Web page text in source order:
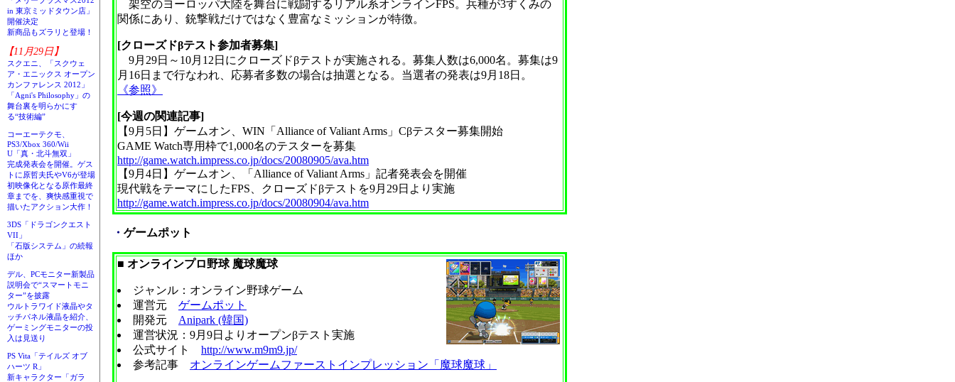
in 東京ミッドタウン店」
開催決定
新商品もズラリと登場！
【11月29日】
スクエニ、「スクウェ
ア・エニックス オープン
カンファレンス 2012」
「Agni's Philosophy」の
舞台裏を明らかにす
る“技術編”
コーエーテクモ、
PS3/Xbox 360/Wii
U「真・北斗無双」
完成発表会を開催。ゲス
トに原哲夫氏やV6が登場
初映像化となる原作最終
章までを、爽快感重視で
描いたアクション大作！
3DS「ドラゴンクエスト
VII」
「石版システム」の続報
ほか
デル、PCモニター新製品
説明会で“スマートモニ
ター”を披露
ウルトラワイド液晶やタ
ッチパネル液晶を紹介、
ゲーミングモニターの投
入は見送り
PS Vita「テイルズ オブ
ハーツ R」
新キャラクター「ガラ
架空のヨーロッパ大陸を舞台に戦闘するリアル系オンラインFPS。兵種が3すくみの
関係にあり、銃撃戦だけではなく豊富なミッションが特徴。
[クローズドβテスト参加者募集]
9月29日～10月12日にクローズドβテストが実施される。募集人数は6,000名。募集は9
月16日まで行なわれ、応募者多数の場合は抽選となる。当選者の発表は9月18日。
《参照》
[今週の関連記事]
【9月5日】ゲームオン、WIN「Alliance of Valiant Arms」Cβテスター募集開始
GAME Watch専用枠で1,000名のテスターを募集
http://game.watch.impress.co.jp/docs/20080905/ava.htm
【9月4日】ゲームオン、「Alliance of Valiant Arms」記者発表会を開催
現代戦をテーマにしたFPS、クローズドβテストを9月29日より実施
http://game.watch.impress.co.jp/docs/20080904/ava.htm
・ ゲームポット
■ オンラインプロ野球 魔球魔球
ジャンル：オンライン野球ゲーム
運営元 ゲームポット
開発元 Anipark (韓国)
運営状況：9月9日よりオープンβテスト実施
公式サイト http://www.m9m9.jp/
参考記事 オンラインゲームファーストインプレッション「魔球魔球」